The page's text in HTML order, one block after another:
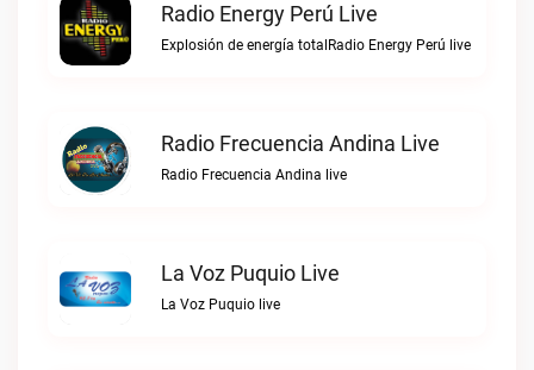
Radio Energy Perú Live
Explosión de energía totalRadio Energy Perú live
Radio Frecuencia Andina Live
Radio Frecuencia Andina live
La Voz Puquio Live
La Voz Puquio live